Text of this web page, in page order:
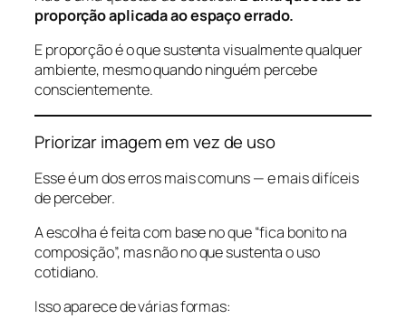
proporção aplicada ao espaço errado.
E proporção é o que sustenta visualmente qualquer
ambiente, mesmo quando ninguém percebe
conscientemente.
Priorizar imagem em vez de uso
Esse é um dos erros mais comuns — e mais difíceis
de perceber.
A escolha é feita com base no que “fica bonito na
composição”, mas não no que sustenta o uso
cotidiano.
Isso aparece de várias formas: